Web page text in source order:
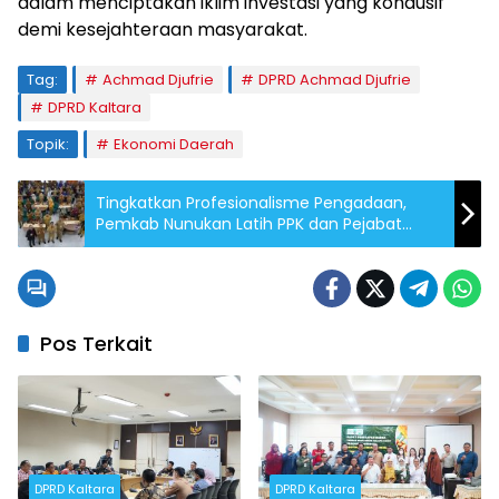
demi kesejahteraan masyarakat.
Tag: Achmad Djufrie
DPRD Achmad Djufrie
DPRD Kaltara
Topik:
Ekonomi Daerah
Tingkatkan Profesionalisme Pengadaan,
Pemkab Nunukan Latih PPK dan Pejabat
Pengadaan
Pos Terkait
DPRD Kaltara DPRD Kaltara